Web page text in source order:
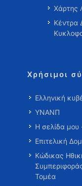
Χάρτης
Κέντρα
Χρήσιμοι
Ελληνική
ΥΝΑΝΠ
Η σελίδα μου
Επιτελική
Κώδικας
Τομέα